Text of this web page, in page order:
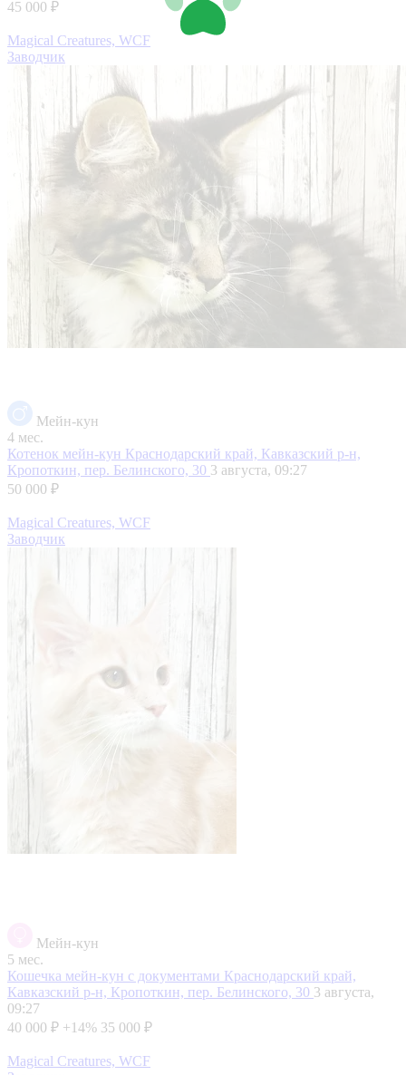
45 000 ₽
Magical Creatures, WCF
Заводчик
Мейн-кун
4 мес.
Котенок мейн-кун Краснодарский край, Кавказский р-н,
Кропоткин, пер. Белинского, 30 3 августа, 09:27
50 000 ₽
Magical Creatures, WCF
Заводчик
Мейн-кун
5 мес.
Кошечка мейн-кун с документами Краснодарский край,
Кавказский р-н, Кропоткин, пер. Белинского, 30 3 августа,
09:27
40 000 ₽ +14% 35 000 ₽
Magical Creatures, WCF